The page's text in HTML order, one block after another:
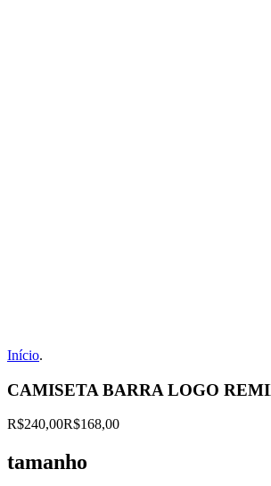
Início.
CAMISETA BARRA LOGO
R$240,00R$168,00
tamanho